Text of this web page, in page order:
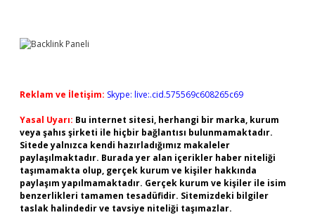
Reklam ve İletişim: Skype: live:.cid.575569c608265c69
Yasal Uyarı: Bu internet sitesi, herhangi bir marka, kurum
veya şahıs şirketi ile hiçbir bağlantısı bulunmamaktadır.
Sitede yalnızca kendi hazırladığımız makaleler
paylaşılmaktadır. Burada yer alan içerikler haber niteliği
taşımamakta olup, gerçek kurum ve kişiler hakkında
paylaşım yapılmamaktadır. Gerçek kurum ve kişiler ile isim
benzerlikleri tamamen tesadüfidir. Sitemizdeki bilgiler
taslak halindedir ve tavsiye niteliği taşımazlar.